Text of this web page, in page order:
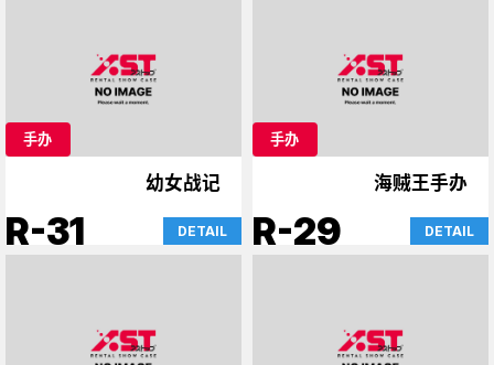
手办
幼女战记
R-31 DETAIL
手办
海贼王手办
R-29 DETAIL